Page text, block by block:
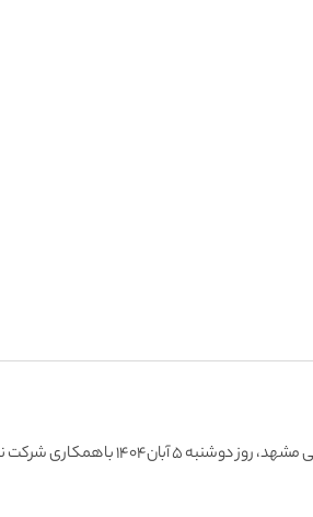
سی‌وسومین نشست از مجموعه رویدادهای «دوشنبه‌های